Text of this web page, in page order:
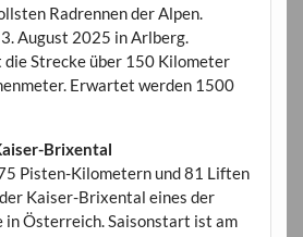
Radrennen der Alpen.
August 2025 in Arlberg.
Strecke über 150 Kilometer
Erwartet werden 1500
Brixental
Pisten-Kilometern und 81 Liften
Kaiser-Brixental eines der
Österreich. Saisonstart ist am